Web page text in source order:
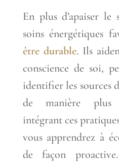
En plus d’apaiser le
soins énergétiques
être durable. Ils
conscience de soi,
identifier les sources
de manière plus
intégrant ces
vous apprendrez à
de façon